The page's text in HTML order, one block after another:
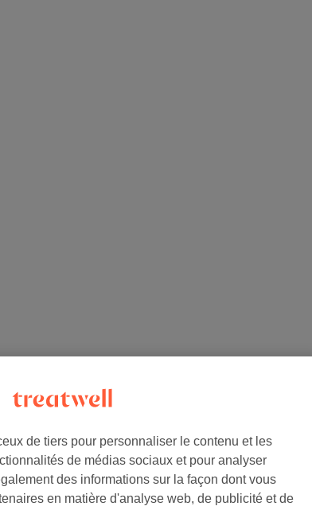
de tiers pour personnaliser le contenu et les
de médias sociaux et pour analyser
des informations sur la façon dont vous
en matière d'analyse web, de publicité et de